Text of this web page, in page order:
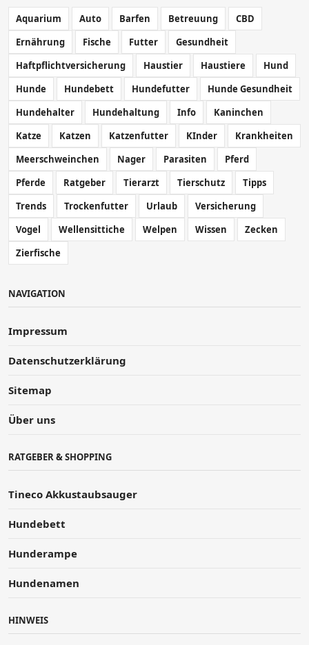
Aquarium Auto Barfen Betreuung
CBD
Ernährung
Fische Futter
Gesundheit
Haftpflichtversicherung
Haustier Haustiere
Hund
Hunde
Hundebett Hundefutter
Hunde Gesundheit
Hundehalter
Hundehaltung Info
Kaninchen
Katze
Katzen Katzenfutter KInder
Krankheiten
Meerschweinchen
Nager Parasiten
Pferd
Pferde
Ratgeber Tierarzt Tierschutz
Tipps
Trends
Trockenfutter Urlaub
Versicherung
Vogel
Wellensittiche Welpen Wissen
Zecken
Zierfische
NAVIGATION
Impressum
Datenschutzerklärung
Sitemap
Über uns
RATGEBER & SHOPPING
Tineco Akkustaubsauger
Hundebett
Hunderampe
Hundenamen
HINWEIS